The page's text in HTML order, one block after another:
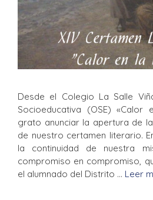
Desde el Colegio La Salle
Socioeducativa (OSE) «Calor
grato anunciar la apertura de
de nuestro certamen literario.
la continuidad de nuestra
compromiso en compromiso,
el alumnado del Distrito … Leer